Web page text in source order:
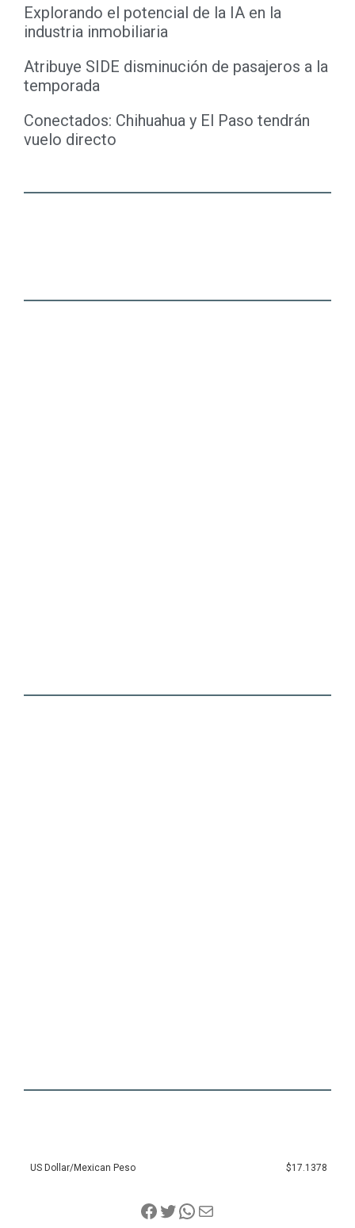
Explorando el potencial de la IA en la
industria inmobiliaria
Atribuye SIDE disminución de pasajeros a la
temporada
Conectados: Chihuahua y El Paso tendrán
vuelo directo
US Dollar/Mexican Peso $17.1378